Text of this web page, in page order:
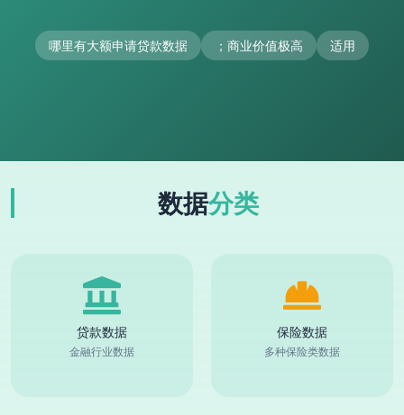
哪里有大额申请贷款数据 ；商业价值极高 适用
数据分类
贷款数据
金融行业数据
保险数据
多种保险类数据